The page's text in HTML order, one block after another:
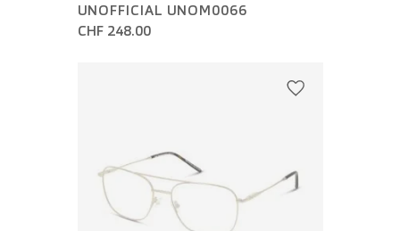
UNOFFICIAL UNOM0066
CHF 248.00